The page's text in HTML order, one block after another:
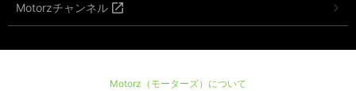
Motorzチャンネル
Motorz（モーターズ）について